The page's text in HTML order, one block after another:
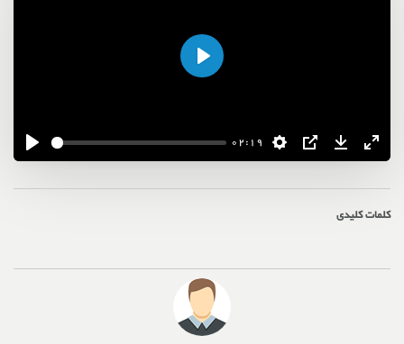
02:19
اجرا
کلمات کلیدی